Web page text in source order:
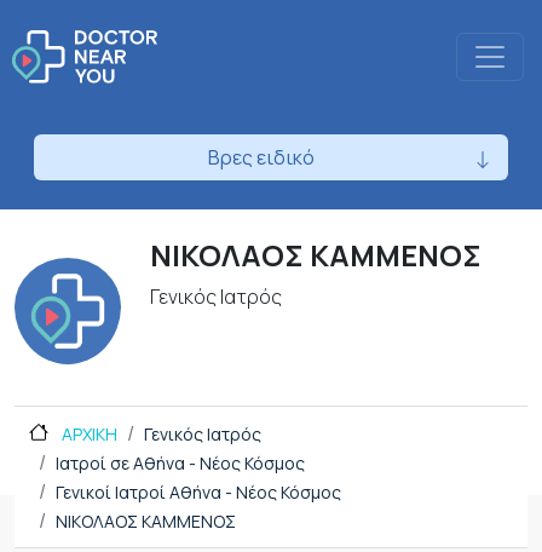
Βρες ειδικό
ΝΙΚΟΛΑΟΣ ΚΑΜΜΕΝΟΣ
Γενικός Ιατρός
ΑΡΧΙΚΗ
Γενικός Ιατρός
Ιατροί σε Αθήνα - Νέος Κόσμος
Γενικοί Ιατροί Αθήνα - Νέος Κόσμος
ΝΙΚΟΛΑΟΣ ΚΑΜΜΕΝΟΣ